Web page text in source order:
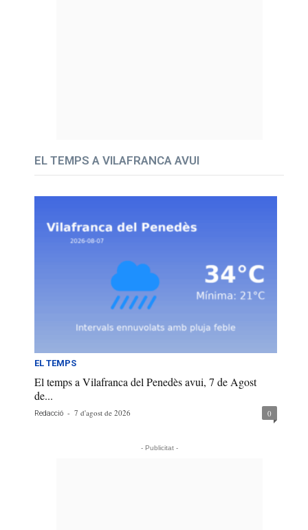
EL TEMPS A VILAFRANCA AVUI
EL TEMPS
El temps a Vilafranca del Penedès avui, 7 de Agost
de...
Redacció - 7 d'agost de 2026 0
- Publicitat -